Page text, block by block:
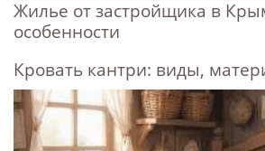
Жилье от застройщика в
особенности
Кровать кантри: виды,